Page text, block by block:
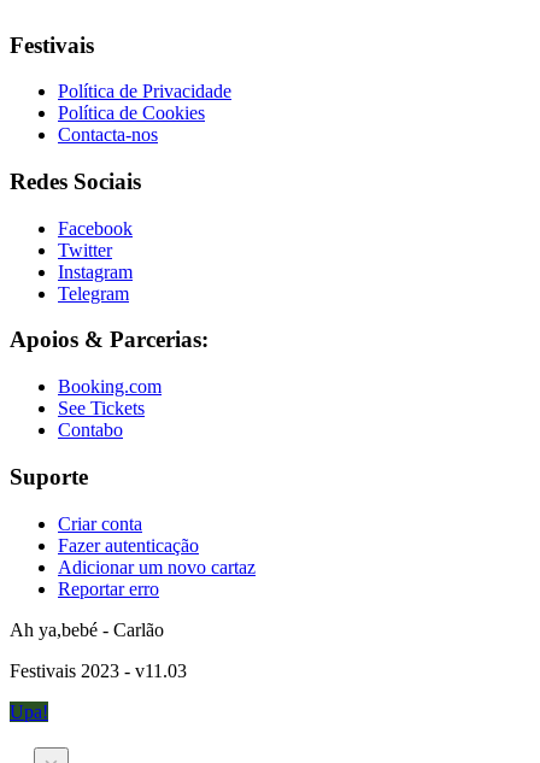
Festivais
Política de Privacidade
Política de Cookies
Contacta-nos
Redes Sociais
Facebook
Twitter
Instagram
Telegram
Apoios & Parcerias:
Booking.com
See Tickets
Contabo
Suporte
Criar conta
Fazer autenticação
Adicionar um novo cartaz
Reportar erro
Ah ya,bebé - Carlão
Festivais 2023 - v11.03
Upa!